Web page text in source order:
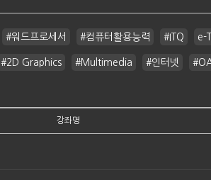
#워드프로세서 #컴퓨터활용능력 #ITQ e-
#2D Graphics #Multimedia #인터넷
강좌명